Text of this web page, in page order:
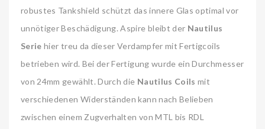
robustes Tankshield schützt das innere Glas optimal vor
unnötiger Beschädigung. Aspire bleibt der Nautilus
Serie hier treu da dieser Verdampfer mit Fertigcoils
betrieben wird. Bei der Fertigung wurde ein Durchmesser
von 24mm gewählt. Durch die Nautilus Coils mit
verschiedenen Widerständen kann nach Belieben
zwischen einem Zugverhalten von MTL bis RDL